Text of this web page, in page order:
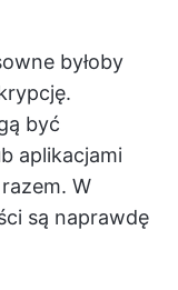
byłoby
być
aplikacjami
W
są naprawdę